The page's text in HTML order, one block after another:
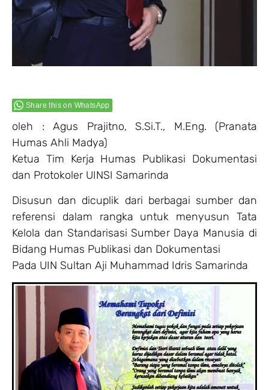
Share this on WhatsApp
oleh : Agus Prajitno, S.Si.T., M.Eng. (Pranata
Humas Ahli Madya)
Ketua Tim Kerja Humas Publikasi Dokumentasi
dan Protokoler UINSI Samarinda
Disusun dan dicuplik dari berbagai sumber dan
referensi dalam rangka untuk menyusun Tata
Kelola dan Standarisasi Sumber Daya Manusia di
Bidang Humas Publikasi dan Dokumentasi
Pada UIN Sultan Aji Muhammad Idris Samarinda